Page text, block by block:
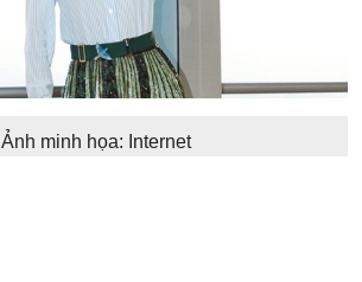
Ảnh minh họa: Internet